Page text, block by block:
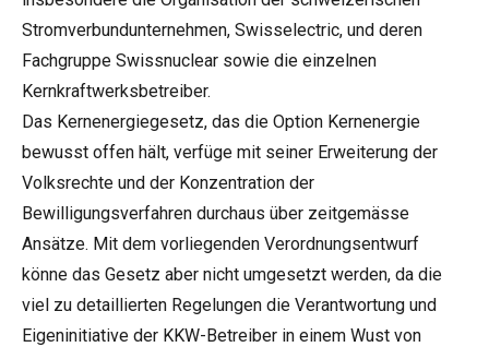
Stromverbundunternehmen, Swisselectric, und deren
Fachgruppe Swissnuclear sowie die einzelnen
Kernkraftwerksbetreiber.
Das Kernenergiegesetz, das die Option Kernenergie
bewusst offen hält, verfüge mit seiner Erweiterung der
Volksrechte und der Konzentration der
Bewilligungsverfahren durchaus über zeitgemässe
Ansätze. Mit dem vorliegenden Verordnungsentwurf
könne das Gesetz aber nicht umgesetzt werden, da die
viel zu detaillierten Regelungen die Verantwortung und
Eigeninitiative der KKW-Betreiber in einem Wust von